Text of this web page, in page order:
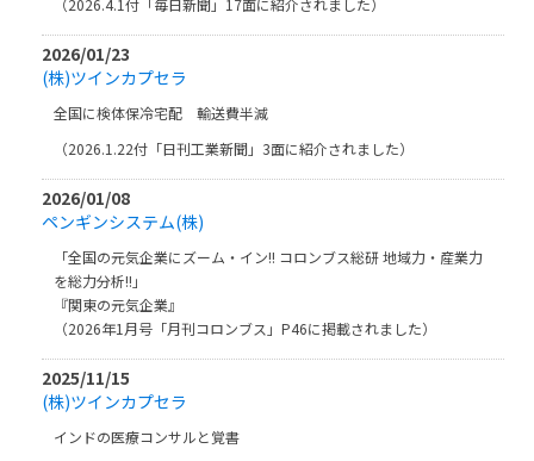
（2026.4.1付「毎日新聞」17面に紹介されました）
2026/01/23
(株)ツインカプセラ
全国に検体保冷宅配 輸送費半減
（2026.1.22付「日刊工業新聞」3面に紹介されました）
2026/01/08
ペンギンシステム(株)
「全国の元気企業にズーム・イン!! コロンブス総研 地域力・産業力
を総力分析!!」
『関東の元気企業』
（2026年1月号「月刊コロンブス」P46に掲載されました）
2025/11/15
(株)ツインカプセラ
インドの医療コンサルと覚書